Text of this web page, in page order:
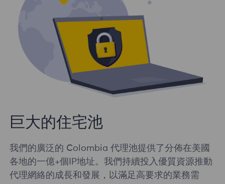
巨大的住宅池
我們的廣泛的 Colombia 代理池提供了分佈在美國
各地的一億+個IP地址。我們持續投入優質資源推動
代理網絡的成長和發展，以滿足高要求的業務需